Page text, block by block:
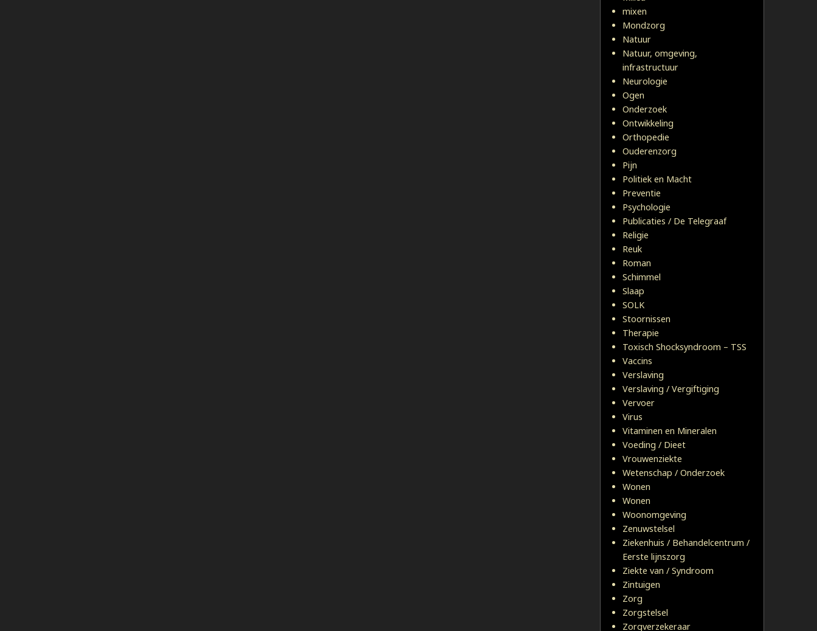
mixen
Mondzorg
Natuur
Natuur, omgeving,
infrastructuur
Neurologie
Ogen
Onderzoek
Ontwikkeling
Orthopedie
Ouderenzorg
Pijn
Politiek en Macht
Preventie
Psychologie
Publicaties / De Telegraaf
Religie
Reuk
Roman
Schimmel
Slaap
SOLK
Stoornissen
Therapie
Toxisch Shocksyndroom – TSS
Vaccins
Verslaving
Verslaving / Vergiftiging
Vervoer
Virus
Vitaminen en Mineralen
Voeding / Dieet
Vrouwenziekte
Wetenschap / Onderzoek
Wonen
Wonen
Woonomgeving
Zenuwstelsel
Ziekenhuis / Behandelcentrum /
Eerste lijnszorg
Ziekte van / Syndroom
Zintuigen
Zorg
Zorgstelsel
Zorgverzekeraar